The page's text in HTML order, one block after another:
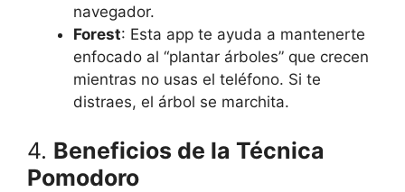
navegador.
Forest: Esta app te ayuda a mantenerte
enfocado al “plantar árboles” que crecen
mientras no usas el teléfono. Si te
distraes, el árbol se marchita.
4. Beneficios de la Técnica
Pomodoro